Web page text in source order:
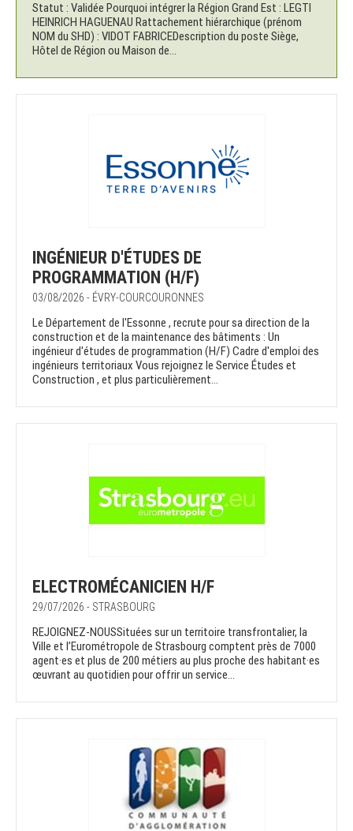
Statut : Validée Pourquoi intégrer la Région Grand Est : LEGTI
HEINRICH HAGUENAU Rattachement hiérarchique (prénom
NOM du SHD) : VIDOT FABRICEDescription du poste Siège,
Hôtel de Région ou Maison de...
INGÉNIEUR D'ÉTUDES DE
PROGRAMMATION (H/F)
03/08/2026 - ÉVRY-COURCOURONNES
Le Département de l'Essonne , recrute pour sa direction de la
construction et de la maintenance des bâtiments : Un
ingénieur d'études de programmation (H/F) Cadre d'emploi des
ingénieurs territoriaux Vous rejoignez le Service Études et
Construction , et plus particulièrement...
ELECTROMÉCANICIEN H/F
29/07/2026 - STRASBOURG
REJOIGNEZ-NOUSSituées sur un territoire transfrontalier, la
Ville et l’Eurométropole de Strasbourg comptent près de 7000
agent·es et plus de 200 métiers au plus proche des habitant·es
œuvrant au quotidien pour offrir un service...